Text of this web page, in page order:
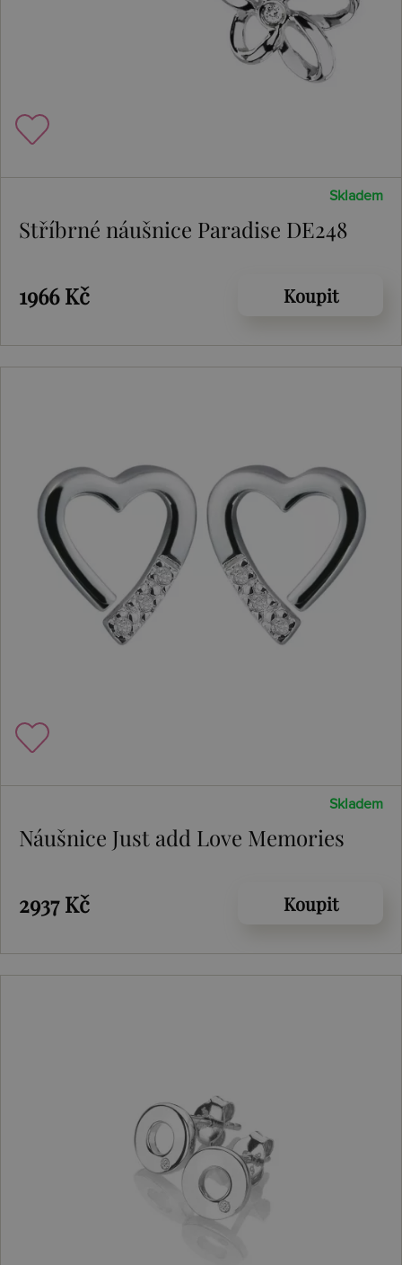
Skladem
Stříbrné náušnice Paradise DE248
1966 Kč Koupit
Skladem
Náušnice Just add Love Memories
2937 Kč Koupit